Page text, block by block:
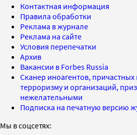
Контактная информация
Правила обработки
Реклама в журнале
Реклама на сайте
Условия перепечатки
Архив
Вакансии в Forbes Russia
Сканер иноагентов, причастных
терроризму и организаций,
нежелательными
Подписка на печатную версию
Мы в соцсетях: